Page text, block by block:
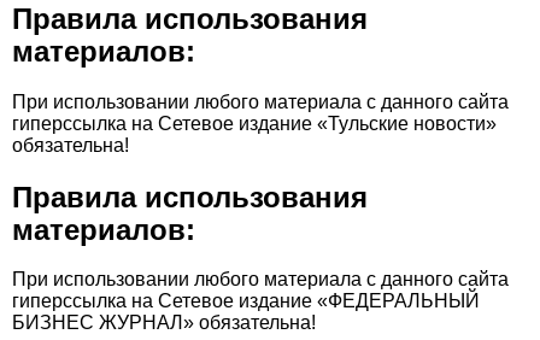
Телефон редакции:
Информационный отдел
info@business-magazine.online
Отдел рекламы
reklama@business-magazine.online
Отдел распространения/редакционная подписка
podpiska@business-magazine.online
Отдел по работе с партнерами
partner@business-magazine.online
Правила использования
материалов:
При использовании любого материала с данного сайта
гиперссылка на Сетевое издание «Тульские новости»
обязательна!
Правила использования
материалов:
При использовании любого материала с данного сайта
гиперссылка на Сетевое издание «ФЕДЕРАЛЬНЫЙ
БИЗНЕС ЖУРНАЛ» обязательна!